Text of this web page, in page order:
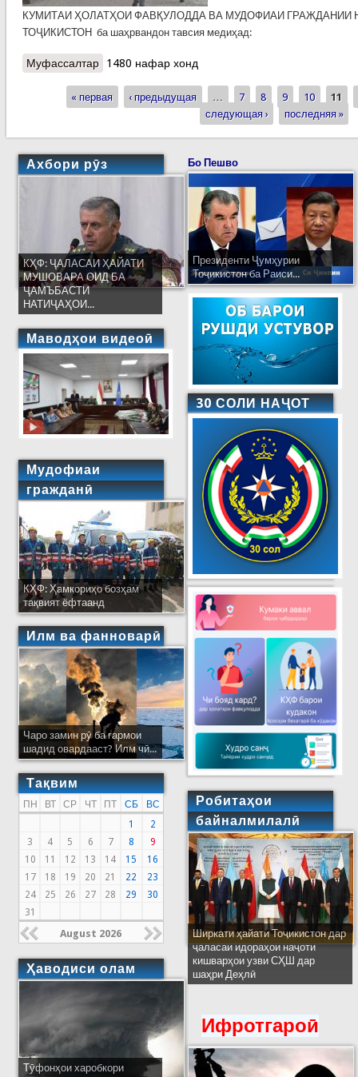
КУМИТАИ ҲОЛАТҲОИ ФАВҚУЛОДДА ВА МУДОФИАИ ГРАЖДАНИИ
ТОҶИКИСТОН ба шаҳрвандон тавсия медиҳад:
Муфассалтаро КҲФ: Дар Тоҷикистон бориши шадиди барф
1480 нафар хонд
Страницы
« первая ‹ предыдущая … 7 8 9 10
11
следующая ›
последняя »
Ахбори рӯз
КҲФ: ҶАЛАСАИ ҲАЙАТИ
МУШОВАРА ОИД БА
ҶАМЪБАСТИ
НАТИҶАҲОИ...
Маводҳои видеоӣ
Мудофиаи
гражданӣ
КҲФ: Ҳамкориҳо бозҳам
тақвият ёфтаанд
Илм ва фанноварӣ
Чаро замин рӯ ба гармои
шадид овардааст? Илм чӣ...
Тақвим
ПН ВТ СР ЧТ ПТ СБ
ВС
1
2
3
4 5 6 7 8
9
10
11 12 13 14 15
16
17
18 19 20 21 22
23
24
25 26 27 28 29
30
31
August 2026
Ҳаводиси олам
Тӯфонҳои харобкори
Бо Пешво
Президенти Ҷумҳурии
Тоҷикистон ба Раиси...
30 СОЛИ НАҶОТ
Робитаҳои
байналмилалӣ
Ширкати ҳайати Тоҷикистон дар
ҷаласаи идораҳои наҷоти
кишварҳои узви СҲШ дар
шаҳри Деҳлӣ
Ифротгароӣ